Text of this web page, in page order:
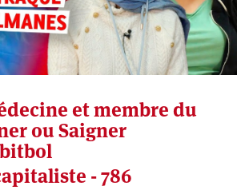
et membre du
ou Saigner
- 786